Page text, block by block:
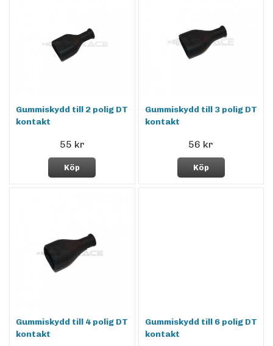
Gummiskydd till 2 polig DT
kontakt
55 kr
Köp
Gummiskydd till 3 polig DT
kontakt
56 kr
Köp
Gummiskydd till 4 polig DT
kontakt
Gummiskydd till 6 polig DT
kontakt